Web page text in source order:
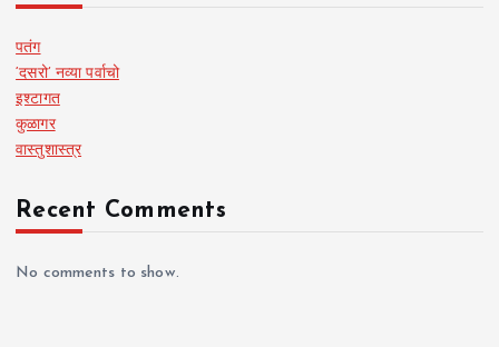
पतंग
‘दसरो’ नव्या पर्वाचो
इश्टागत
कुळागर
वास्तुशास्त्र
Recent Comments
No comments to show.